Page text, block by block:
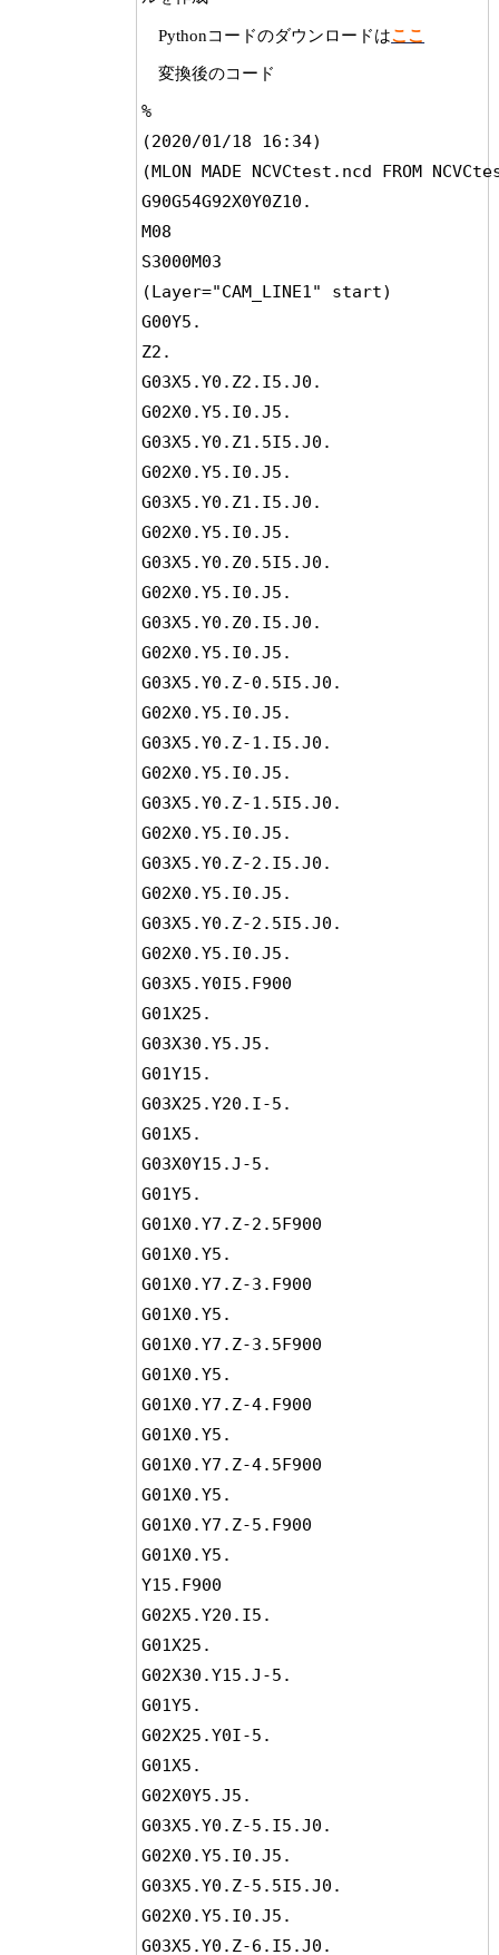
Pythonコードのダウンロードはここ
変換後のコード
%
(2020/01/18 16:34)
(MLON MADE NCVCtest.ncd FROM
G90G54G92X0Y0Z10.
M08
S3000M03
(Layer="CAM_LINE1" start)
G00Y5.
Z2.
G03X5.Y0.Z2.I5.J0.
G02X0.Y5.I0.J5.
G03X5.Y0.Z1.5I5.J0.
G02X0.Y5.I0.J5.
G03X5.Y0.Z1.I5.J0.
G02X0.Y5.I0.J5.
G03X5.Y0.Z0.5I5.J0.
G02X0.Y5.I0.J5.
G03X5.Y0.Z0.I5.J0.
G02X0.Y5.I0.J5.
G03X5.Y0.Z-0.5I5.J0.
G02X0.Y5.I0.J5.
G03X5.Y0.Z-1.I5.J0.
G02X0.Y5.I0.J5.
G03X5.Y0.Z-1.5I5.J0.
G02X0.Y5.I0.J5.
G03X5.Y0.Z-2.I5.J0.
G02X0.Y5.I0.J5.
G03X5.Y0.Z-2.5I5.J0.
G02X0.Y5.I0.J5.
G03X5.Y0I5.F900
G01X25.
G03X30.Y5.J5.
G01Y15.
G03X25.Y20.I-5.
G01X5.
G03X0Y15.J-5.
G01Y5.
G01X0.Y7.Z-2.5F900
G01X0.Y5.
G01X0.Y7.Z-3.F900
G01X0.Y5.
G01X0.Y7.Z-3.5F900
G01X0.Y5.
G01X0.Y7.Z-4.F900
G01X0.Y5.
G01X0.Y7.Z-4.5F900
G01X0.Y5.
G01X0.Y7.Z-5.F900
G01X0.Y5.
Y15.F900
G02X5.Y20.I5.
G01X25.
G02X30.Y15.J-5.
G01Y5.
G02X25.Y0I-5.
G01X5.
G02X0Y5.J5.
G03X5.Y0.Z-5.I5.J0.
G02X0.Y5.I0.J5.
G03X5.Y0.Z-5.5I5.J0.
G02X0.Y5.I0.J5.
G03X5.Y0.Z-6.I5.J0.